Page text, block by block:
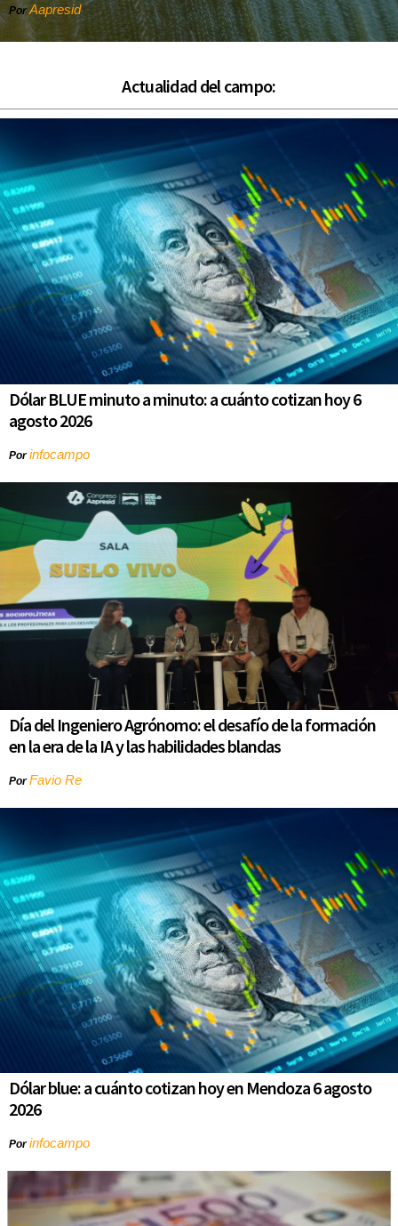
PorAapresid
Actualidad del campo:
Dólar BLUE minuto a minuto: a cuánto cotizan hoy 6
agosto 2026
Porinfocampo
Día del Ingeniero Agrónomo: el desafío de la formación
en la era de la IA y las habilidades blandas
PorFavio Re
Dólar blue: a cuánto cotizan hoy en Mendoza 6 agosto
2026
Porinfocampo